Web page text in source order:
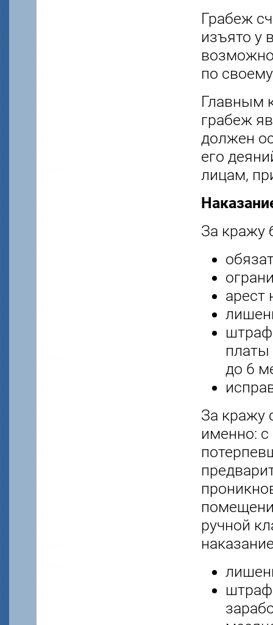
Грабеж
изъято у
по
Главным
грабеж
должен
его
лицам,
За кражу
арест
штраф
платы
до 6
За кражу
именно:
ручной
штраф